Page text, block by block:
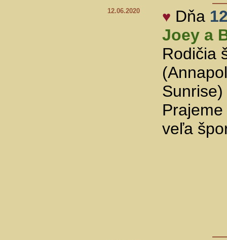
12.06.2020 ♥ Dňa
Joey a
Rodičia
Sunrise)
veľa